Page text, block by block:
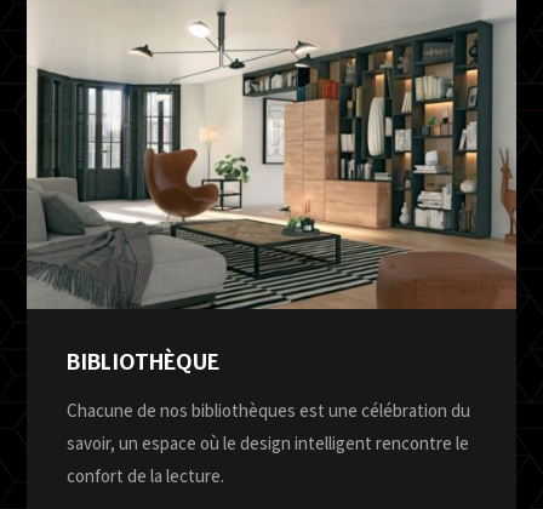
BIBLIOTHÈQUE
Chacune de nos bibliothèques est une célébration du
savoir, un espace où le design intelligent rencontre le
confort de la lecture.